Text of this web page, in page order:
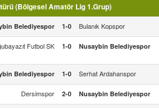
(Bölgesel Amatör Lig 1.Grup)
Belediyespor 1-0 Bulanık Kopspor
Futbol SK 1-0 Nusaybin Belediyespor
Belediyespor 1-0 Serhat Ardahanspor
Dersimspor 2-0 Nusaybin Belediyespor